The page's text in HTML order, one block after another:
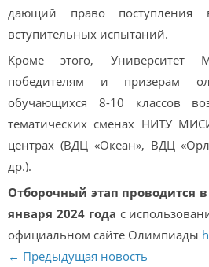
дающий право
вступительных испытаний.
Кроме этого, Университет
победителям и призерам
обучающихся 8-10 классов
тематических сменах НИТУ
центрах (ВДЦ «Океан», ВДЦ
др.).
Отборочный этап проводится
января 2024 года с
официальном сайте Олимпиады
← Предыдущая новость